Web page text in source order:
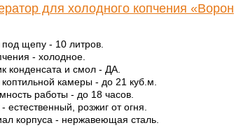
для холодного копчения «Ворон
щепу - 10 литров.
- холодное.
конденсата и смол - ДА.
камеры - до 21 куб.м.
работы - до 18 часов.
естественный, розжиг от огня.
корпуса - нержавеющая сталь.